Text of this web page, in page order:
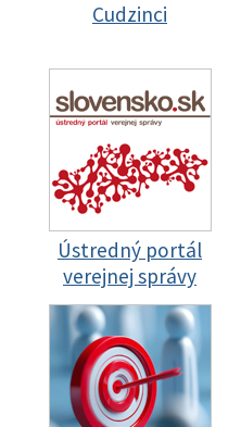
Cudzinci
Ústredný portál
verejnej správy